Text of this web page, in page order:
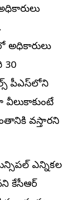
30
పీఎస్‌లోని
వస్తారని
ఎన్నికల
కేసీఆర్